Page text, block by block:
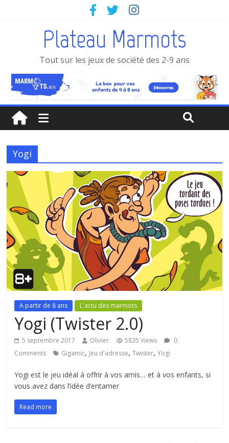
Plateau Marmots
Tout sur les jeux de société des 2-9 ans
Yogi
A partir de 8 ans L'actu des marmots
Yogi (Twister 2.0)
5 septembre 2017 Olivier 5835 Views
0
Comments
Gigamic, Jeu d'adresse,Twister,Yogi
Yogi est le jeu idéal à offrir à vos amis… et à vos enfants, si
vous avez dans l’idée d’entamer
Read more